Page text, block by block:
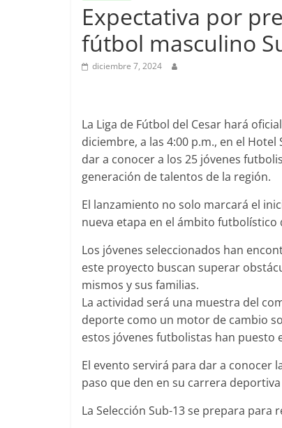
Expectativa por
fútbol masculino
diciembre 7, 2024
La Liga de Fútbol del Cesar hará
diciembre, a las 4:00 p.m., en el
dar a conocer a los 25 jóvenes
generación de talentos de la región.
El lanzamiento no solo marcará el
nueva etapa en el ámbito futbolístico
Los jóvenes seleccionados han
este proyecto buscan superar
mismos y sus familias.
La actividad será una muestra del
deporte como un motor de cambio
estos jóvenes futbolistas han puesto
El evento servirá para dar a conocer
paso que den en su carrera
La Selección Sub-13 se prepara